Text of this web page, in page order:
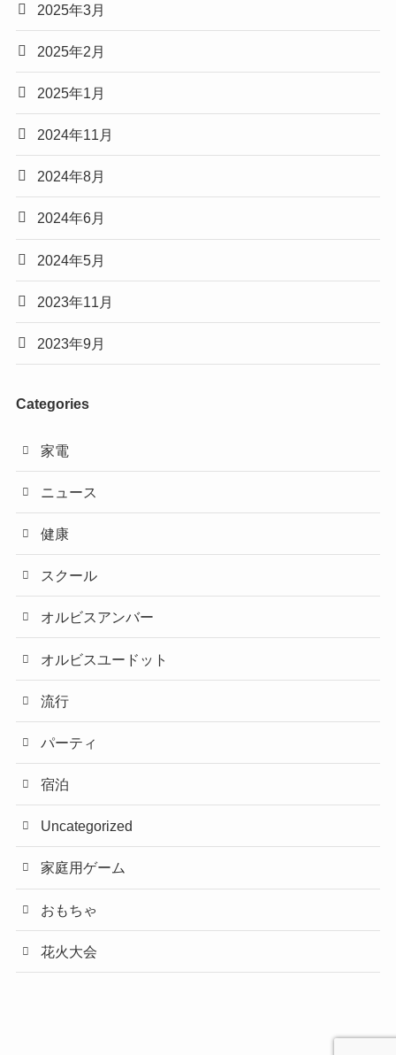
2025年3月
2025年2月
2025年1月
2024年11月
2024年8月
2024年6月
2024年5月
2023年11月
2023年9月
Categories
家電
ニュース
健康
スクール
オルビスアンバー
オルビスユードット
流行
パーティ
宿泊
Uncategorized
家庭用ゲーム
おもちゃ
花火大会